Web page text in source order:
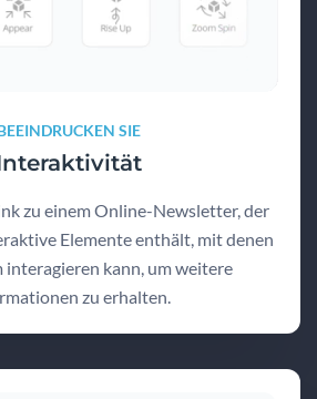
SIE
zu einem Online-Newsletter, der
Elemente enthält, mit denen
interagieren kann, um weitere
zu erhalten.